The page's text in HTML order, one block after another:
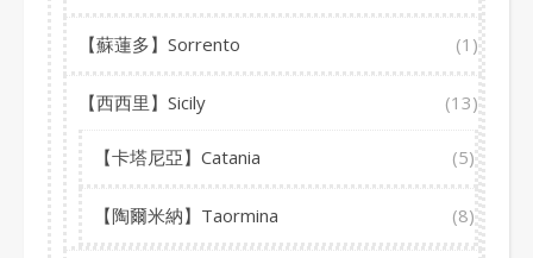
【蘇蓮多】Sorrento (1)
【西西里】Sicily (13)
【卡塔尼亞】Catania (5)
【陶爾米納】Taormina (8)